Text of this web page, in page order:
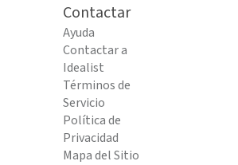
Contactar
Ayuda
Contactar a
Idealist
Términos de
Servicio
Política de
Privacidad
Mapa del Sitio